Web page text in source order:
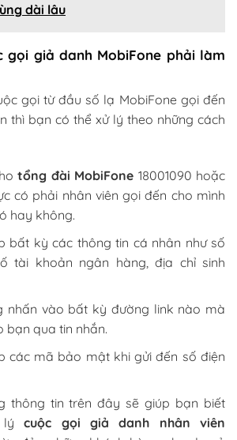
dài lâu
gọi giả danh MobiFone phải làm
gọi từ đầu số lạ MobiFone gọi đến
thì bạn có thể xử lý theo những cách
tổng đài MobiFone 18001090 hoặc
có phải nhân viên gọi đến cho mình
hay không.
bất kỳ các thông tin cá nhân như số
tài khoản ngân hàng, địa chỉ sinh
nhấn vào bất kỳ đường link nào mà
bạn qua tin nhắn.
các mã bảo mật khi gửi đến số điện
thông tin trên đây sẽ giúp bạn biết
lýcuộc gọi giả danh nhân viên